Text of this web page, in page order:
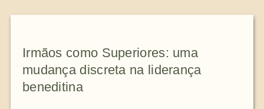
NEXUS
Irmãos como Superiores: uma
mudança discreta na liderança
beneditina